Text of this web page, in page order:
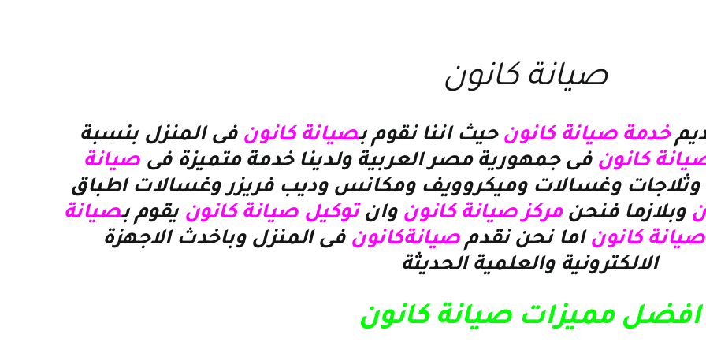
صيانة كانون
خدمة صيانة كانون حيث اننا نقوم بصيانة كانون فى المنزل بنسبة
كانون فى جمهورية مصر العربية ولدينا خدمة متميزة فى صيانة
وغسالات وميكروويف ومكانس وديب فريزر وغسالات اطباق
وبلازمافنحنمركز صيانة كانون وان توكيل صيانة كانون يقوم بصيانة
كانون اما نحن نقدمصيانةكانون فى المنزل وباخدث الاجهزة
الالكترونية والعلمية الحديثة
افضل مميزات صيانة كانون